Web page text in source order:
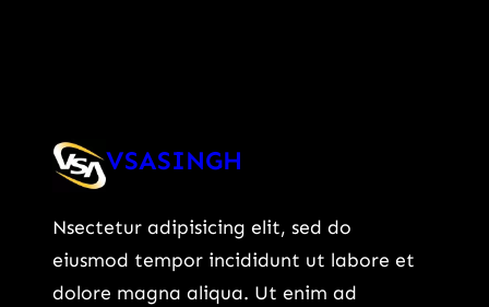
VSASINGH
Nsectetur adipisicing elit, sed do
eiusmod tempor incididunt ut labore et
dolore magna aliqua. Ut enim ad